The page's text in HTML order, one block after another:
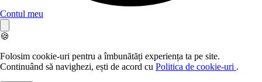
Contul meu
🍪
Folosim cookie-uri pentru a îmbunătăți experiența ta pe site.
Continuând să navighezi, ești de acord cu Politica de cookie-uri .